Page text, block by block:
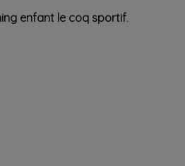
enfant le coq sportif.